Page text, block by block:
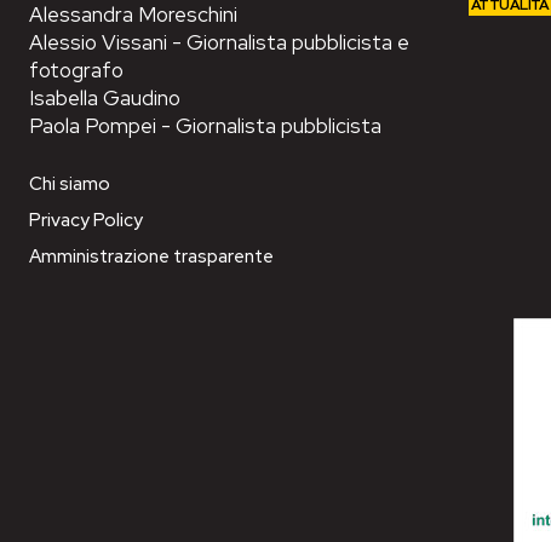
Alessandra Moreschini
Alessio Vissani - Giornalista pubblicista e
fotografo
Isabella Gaudino
Paola Pompei - Giornalista pubblicista
Chi siamo
Privacy Policy
Amministrazione trasparente
ATTUALITÀ